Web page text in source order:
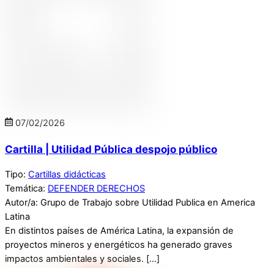
07/02/2026
Cartilla | Utilidad Pública despojo público
Tipo: Cartillas didácticas
Temática: DEFENDER DERECHOS
Autor/a: Grupo de Trabajo sobre Utilidad Publica en America
Latina
En distintos países de América Latina, la expansión de
proyectos mineros y energéticos ha generado graves
impactos ambientales y sociales. […]